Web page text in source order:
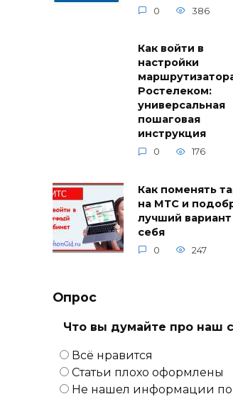
0 386
Как войти в
настройки
Ростелеком:
универсальная
пошаговая
инструкция
0 176
Как поменять
на МТС и
лучший
себя
0 247
Опрос
Что вы думайте про наш
Всё нравится
Статьи плохо оформлены
Не нашел информации по